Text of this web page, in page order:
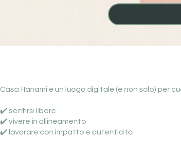
Casa Hanami è un luogo digitale (e non solo) per
✔️ sentirsi libere
✔️ vivere in allineamento
✔️ lavorare con impatto e autenticità